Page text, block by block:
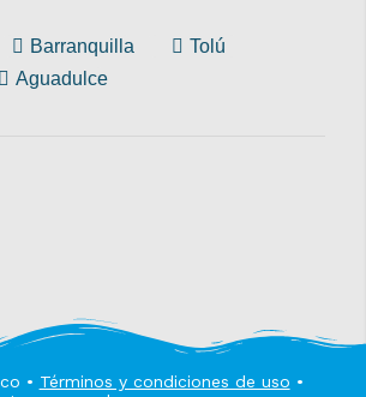
Barranquilla
Tolú
Aguadulce
• Términos y condiciones de uso •